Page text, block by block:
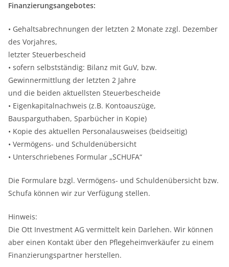
Finanzierungsangebotes:
• Gehaltsabrechnungen der letzten 2 Monate zzgl. Dezember
des Vorjahres,
letzter Steuerbescheid
• sofern selbstständig: Bilanz mit GuV, bzw.
Gewinnermittlung der letzten 2 Jahre
und die beiden aktuellsten Steuerbescheide
• Eigenkapitalnachweis (z.B. Kontoauszüge,
Bausparguthaben, Sparbücher in Kopie)
• Kopie des aktuellen Personalausweises (beidseitig)
• Vermögens- und Schuldenübersicht
• Unterschriebenes Formular „SCHUFA“
Die Formulare bzgl. Vermögens- und Schuldenübersicht bzw.
Schufa können wir zur Verfügung stellen.
Hinweis:
Die Ott Investment AG vermittelt kein Darlehen. Wir können
aber einen Kontakt über den Pflegeheimverkäufer zu einem
Finanzierungspartner herstellen.